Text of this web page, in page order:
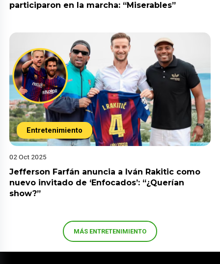
participaron en la marcha: “Miserables”
Entretenimiento
02 Oct 2025
Jefferson Farfán anuncia a Iván Rakitic como
nuevo invitado de ‘Enfocados’: “¿Querían
show?”
MÁS ENTRETENIMIENTO